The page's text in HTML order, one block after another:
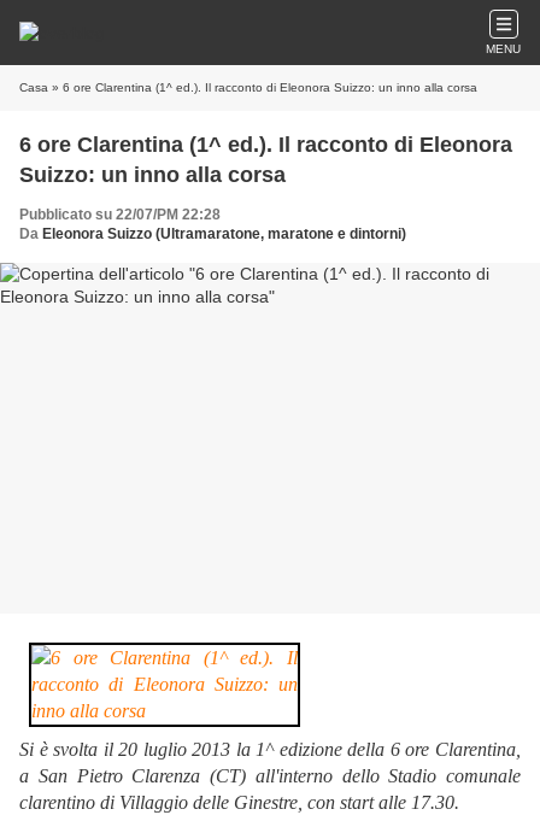
MENU
Casa » 6 ore Clarentina (1^ ed.). Il racconto di Eleonora Suizzo: un inno alla corsa
6 ore Clarentina (1^ ed.). Il racconto di Eleonora
Suizzo: un inno alla corsa
Pubblicato su 22/07/PM 22:28
Da Eleonora Suizzo (Ultramaratone, maratone e dintorni)
Si è svolta il 20 luglio 2013 la 1^ edizione della 6 ore Clarentina,
a San Pietro Clarenza (CT) all'interno dello Stadio comunale
clarentino di Villaggio delle Ginestre, con start alle 17.30.